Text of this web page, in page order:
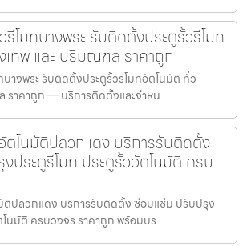
โมทบางพระ รับติดตั้งประตูรั้วรีโมท
ทพ และ ปริมณฑล ราคาถูก
างพระ รับติดตั้งประตูรั้วรีโมทอัตโนมัติ ทั่ว
ราคาถูก — บริการติดตั้งและจำหน
ตโนมัติปลวกแดง บริการรับติดตั้ง
ประตูรีโมท ประตูรั้วอัตโนมัติ ครบ
ติปลวกแดง บริการรับติดตั้ง ซ่อมแซ่ม ปรับปรุง
โนมัติ ครบวงจร ราคาถูก พร้อมบร